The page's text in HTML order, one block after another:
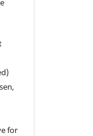
for